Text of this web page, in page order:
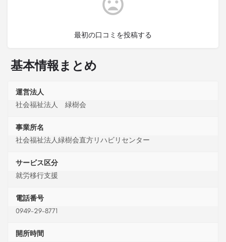
最初の口コミを投稿する
基本情報まとめ
運営法人
社会福祉法人 緑樹会
事業所名
社会福祉法人緑樹会直方リハビリセンター
サービス区分
就労移行支援
電話番号
0949-29-8771
開所時間